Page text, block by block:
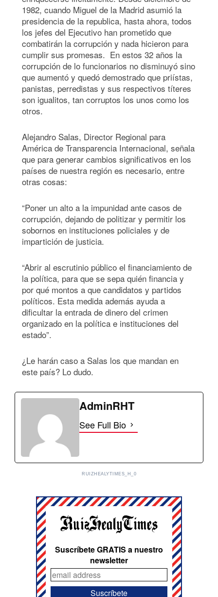
1982, cuando Miguel de la Madrid asumió la
presidencia de la republica, hasta ahora, todos
los jefes del Ejecutivo han prometido que
combatirán la corrupción y nada hicieron para
cumplir sus promesas. En estos 32 años la
corrupción de lo funcionarios no disminuyó sino
que aumentó y quedó demostrado que priístas,
panistas, perredistas y sus respectivos títeres
son igualitos, tan corruptos los unos como los
otros.
Alejandro Salas, Director Regional para
América de Transparencia Internacional, señala
que para generar cambios significativos en los
países de nuestra región es necesario, entre
otras cosas:
“Poner un alto a la impunidad ante casos de
corrupción, dejando de politizar y permitir los
sobornos en instituciones policiales y de
impartición de justicia.
“Abrir al escrutinio público el financiamiento de
la política, para que se sepa quién financia y
por qué montos a que candidatos y partidos
políticos. Esta medida además ayuda a
dificultar la entrada de dinero del crimen
organizado en la política e instituciones del
estado”.
¿Le harán caso a Salas los que mandan en
este país? Lo dudo.
AdminRHT
See Full Bio
RUIZHEALYTIMES_H_0
Suscríbete GRATIS a nuestro
newsletter